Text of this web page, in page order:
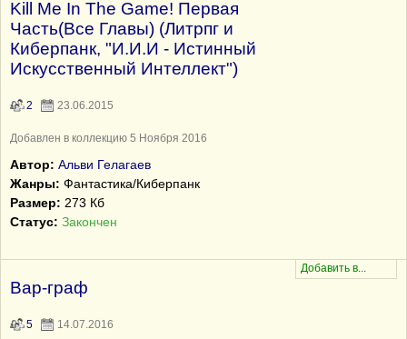
Kill Me In The Game! Первая
Часть(Все Главы) (Литрпг и
Киберпанк, "И.И.И - Истинный
Искусственный Интеллект")
2 23.06.2015
Добавлен в коллекцию 5 Ноября 2016
Автор: Альви Гелагаев
Жанры: Фантастика/Киберпанк
Размер: 273 Кб
Статус: Закончен
Вар-граф
5 14.07.2016